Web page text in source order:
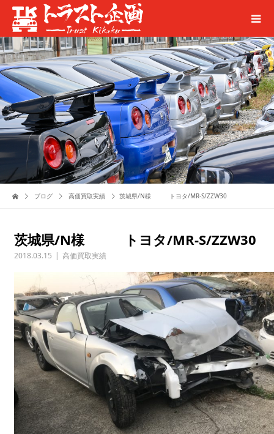
ブログ 高価買取実績 茨城県/N様 トヨタ/MR-S/ZZW30
茨城県/N様 トヨタ/MR-S/ZZW30
2018.03.15 高価買取実績